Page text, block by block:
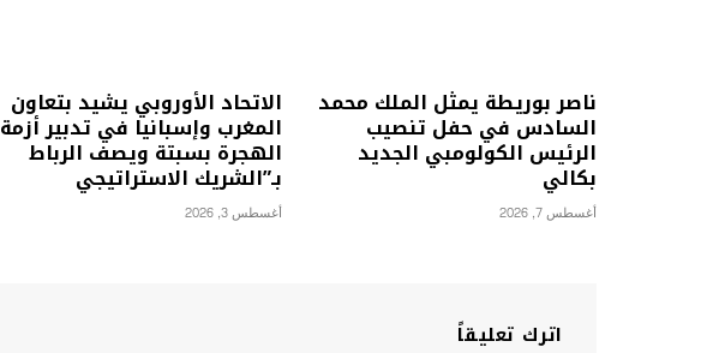
ناصر بوريطة يمثل الملك محمد
السادس في حفل تنصيب
الرئيس الكولومبي الجديد
بكالي
أغسطس 7, 2026
الاتحاد الأوروبي يشيد بتعاون
المغرب وإسبانيا في تدبير أزمة
الهجرة بسبتة ويصف الرباط
بـ”الشريك الاستراتيجي
أغسطس 3, 2026
اترك تعليقاً